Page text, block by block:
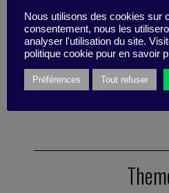
Prospective
Ressources
Nous utilisons des cookies sur
consentement, nous les
analyser l'utilisation du site.
politique cookie pour en savoir
Préférences Tout refuser